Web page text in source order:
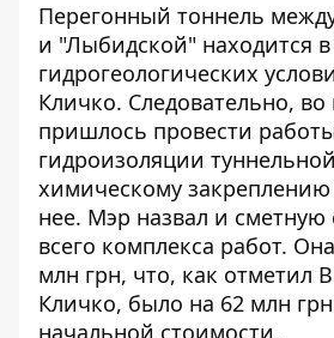
Перегонный тоннель
и "Лыбидской" находится
гидрогеологических
Кличко. Следовательно,
пришлось провести
гидроизоляции
химическому закреплению
нее. Мэр назвал и сметную
всего комплекса работ.
млн грн, что, как отметил
Кличко, было на 62 млн
начальной стоимости.